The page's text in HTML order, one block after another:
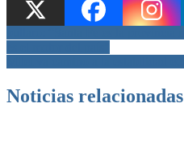
Navegación
de
Noticias relacionadas